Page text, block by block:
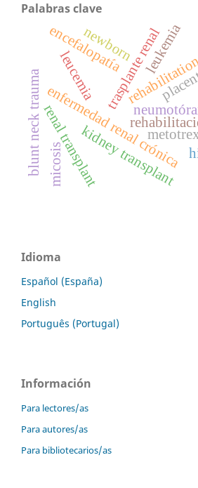
Palabras clave
trasplante renal
enfermedad renal crónica
kidney transplant
renal transplant
blunt neck trauma
encefalopatía
leucemia
leukemia
micosis
newborn
Idioma
Español (España)
English
Português (Portugal)
Información
Para lectores/as
Para autores/as
Para bibliotecarios/as